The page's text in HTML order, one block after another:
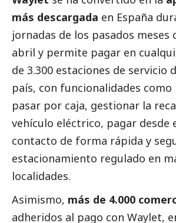
más descargada en España
jornadas de los pasados meses
abril y permite pagar en
de 3.300 estaciones de servicio
país, con funcionalidades
pasar por caja, gestionar la
vehículo eléctrico, pagar desde
contacto de forma rápida y
estacionamiento regulado en
localidades.
Asimismo, más de 4.000
adheridos al pago con Waylet,